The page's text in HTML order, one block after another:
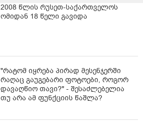
2008 წლის რუსეთ-საქართველოს
ომიდან 18 წელი გავიდა
"რატომ იყრება პირად მესენჯერში
რაღაც გაუგებარი ფოტოები, როგორ
დავაღწიო თავი?" - შესაძლებელია
თუ არა ამ ფუნქციის წაშლა?